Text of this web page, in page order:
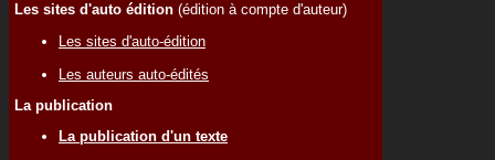
Les sites d'auto édition (édition à compte d'auteur)
Les sites d'auto-édition
Les auteurs auto-édités
La publication
La publication d'un texte